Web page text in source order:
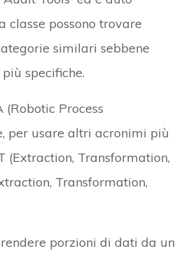
classe possono trovare
similari sebbene
specifiche.
(Robotic Process
per usare altri acronimi più
(Extraction, Transformation,
Transformation,
porzioni di dati da un